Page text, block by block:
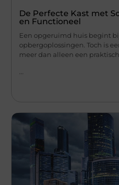
De Perfecte Kast met
en Functioneel
Een opgeruimd huis begint
opbergoplossingen. Toch is
meer dan alleen een